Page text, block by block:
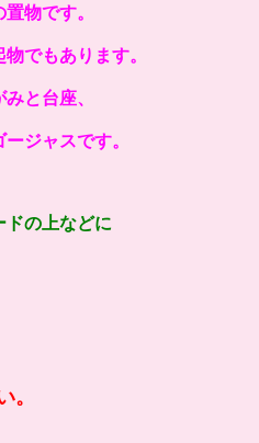
物です。
でもあります。
と台座、
ジャスです。
の上などに
。